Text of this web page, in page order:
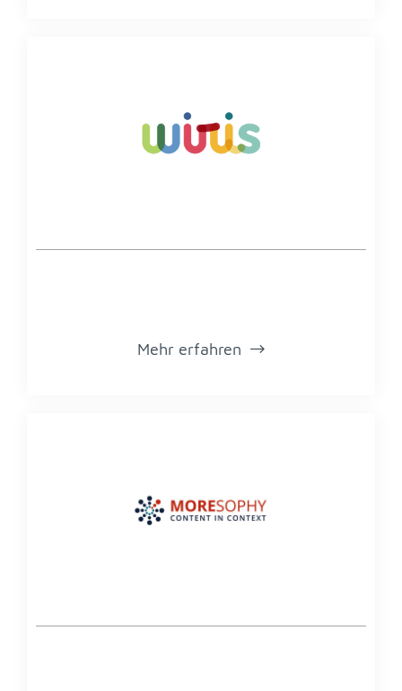
Mehr er­fah­ren